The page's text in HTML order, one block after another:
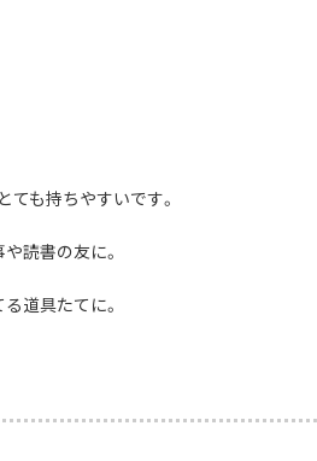
も持ちやすいです。
読書の友に。
道具たてに。